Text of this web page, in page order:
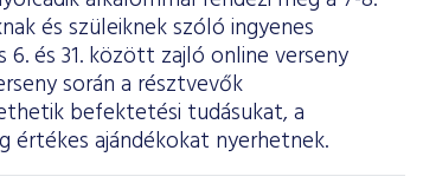
és szüleiknek szóló ingyenes
és 31. között zajló online verseny
során a résztvevők
befektetési tudásukat, a
értékes ajándékokat nyerhetnek.